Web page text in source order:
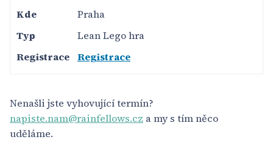
Praha
Lean Lego hra
Registrace
Nenašli jste vyhovující termín?
napiste.nam@rainfellows.cz a my s tím něco
uděláme.